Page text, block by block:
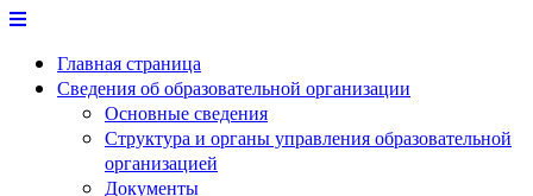
Перейти
содержимому
Главная страница
Сведения об образовательной организации
Основные сведения
Структура и органы управления образовательной
организацией
Документы